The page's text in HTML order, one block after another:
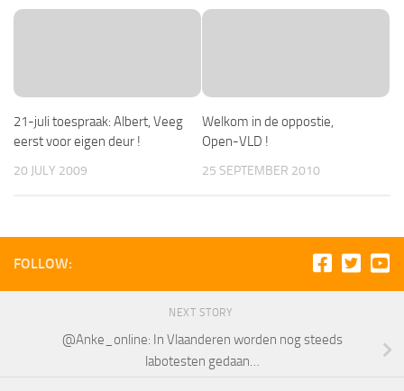
21-juli toespraak: Albert, Veeg
eerst voor eigen deur !
20 JULY 2009
Welkom in de oppostie,
Open-VLD !
25 SEPTEMBER 2010
FOLLOW:
NEXT STORY
@Anke_online: In Vlaanderen worden nog steeds
labotesten gedaan…